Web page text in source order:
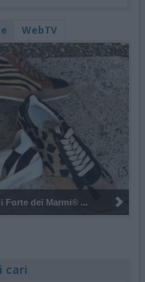
WebTV
del Rugareto a ...
cari